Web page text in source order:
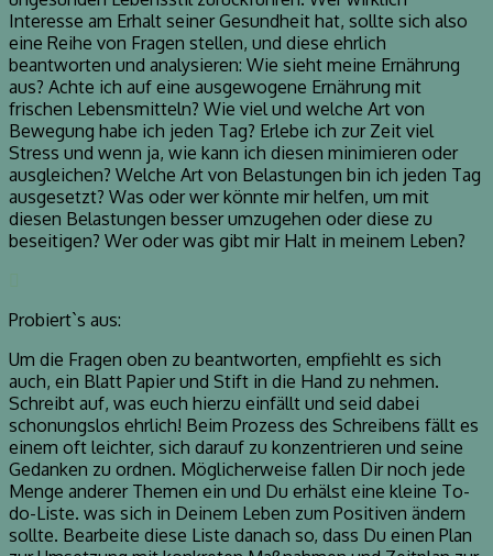
Interesse am Erhalt seiner Gesundheit hat, sollte sich also
eine Reihe von Fragen stellen, und diese ehrlich
beantworten und analysieren: Wie sieht meine Ernährung
aus? Achte ich auf eine ausgewogene Ernährung mit
frischen Lebensmitteln? Wie viel und welche Art von
Bewegung habe ich jeden Tag? Erlebe ich zur Zeit viel
Stress und wenn ja, wie kann ich diesen minimieren oder
ausgleichen? Welche Art von Belastungen bin ich jeden Tag
ausgesetzt? Was oder wer könnte mir helfen, um mit
diesen Belastungen besser umzugehen oder diese zu
beseitigen? Wer oder was gibt mir Halt in meinem Leben?
Probiert`s aus:
Um die Fragen oben zu beantworten, empfiehlt es sich
auch, ein Blatt Papier und Stift in die Hand zu nehmen.
Schreibt auf, was euch hierzu einfällt und seid dabei
schonungslos ehrlich! Beim Prozess des Schreibens fällt es
einem oft leichter, sich darauf zu konzentrieren und seine
Gedanken zu ordnen. Möglicherweise fallen Dir noch jede
Menge anderer Themen ein und Du erhälst eine kleine To-
do-Liste. was sich in Deinem Leben zum Positiven ändern
sollte. Bearbeite diese Liste danach so, dass Du einen Plan